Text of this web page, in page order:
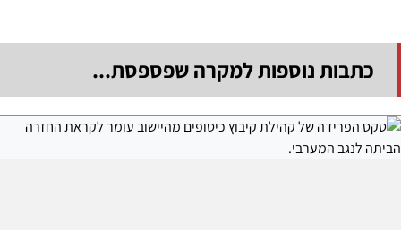
כתבות נוספות למקרה שפספסת...